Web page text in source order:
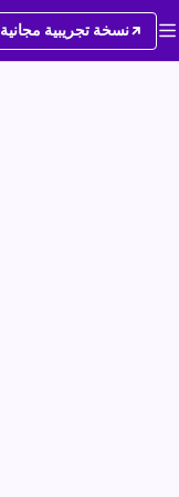
نسخة تجريبية مجانية